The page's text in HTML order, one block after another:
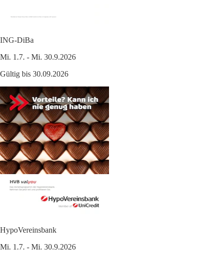
ING-DiBa
Mi. 1.7. - Mi. 30.9.2026
Gültig bis 30.09.2026
HypoVereinsbank
Mi. 1.7. - Mi. 30.9.2026